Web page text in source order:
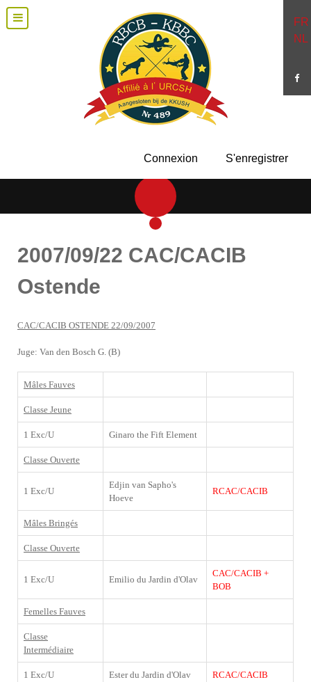
FR
NL
Connexion S'enregistrer
2007/09/22 CAC/CACIB
Ostende
CAC/CACIB OSTENDE 22/09/2007
Juge: Van den Bosch G. (B)
Mâles Fauves
Classe Jeune
1 Exc/U Ginaro the Fift Element
Classe Ouverte
1 Exc/U
Edjin van Sapho's
Hoeve
RCAC/CACIB
Mâles Bringés
Classe Ouverte
1 Exc/U Emilio du Jardin d'Olav
CAC/CACIB +
BOB
Femelles Fauves
Classe
Intermédiaire
1 Exc/U Ester du Jardin d'Olav RCAC/CACIB